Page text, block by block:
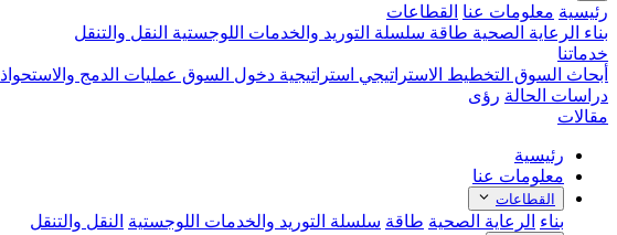
رئيسية معلومات عنا القطاعات
بناء الرعاية الصحية طاقة سلسلة التوريد والخدمات اللوجستية النقل والتنقل
خدماتنا
أبحاث السوق التخطيط الاستراتيجي استراتيجية دخول السوق عمليات الدمج والاستحواذ
دراسات الحالة رؤى
مقالات
رئيسية
معلومات عنا
القطاعات
بناء الرعاية الصحية طاقة سلسلة التوريد والخدمات اللوجستية النقل والتنقل